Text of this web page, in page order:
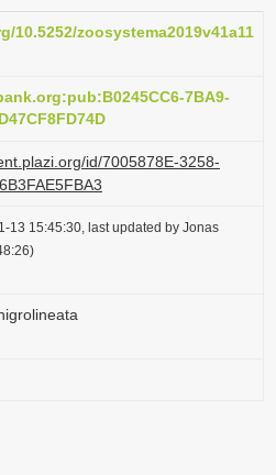
n
10.5252/zoosystema2019v41a11
7BA9-
id/7005878E-3258-
13 15:45:30, last updated by Jonas